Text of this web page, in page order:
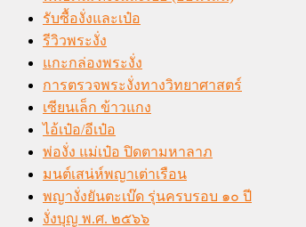
รับซื้องั่งและเป๋อ
รีวิวพระงั่ง
แกะกล่องพระงั่ง
การตรวจพระงั่งทางวิทยาศาสตร์
เซียนเล็ก ข้าวแกง
ไอ้เป๋อ/อีเป๋อ
พ่องั่ง แม่เป๋อ ปิดตามหาลาภ
มนต์เสน่ห์พญาเต่าเรือน
พญางั่งยันตะเบ๊ด รุ่นครบรอบ ๑๐ ปี
งั่งบุญ พ.ศ. ๒๕๖๖